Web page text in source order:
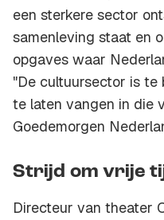
een sterkere sector
samenleving staat en
opgaves waar
"De cultuursector is te
te laten vangen in die
Goedemorgen
Strijd om vrije
Directeur van theater